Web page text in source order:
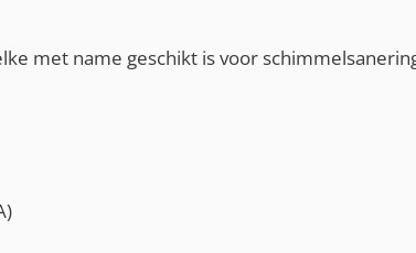
met name geschikt is voor